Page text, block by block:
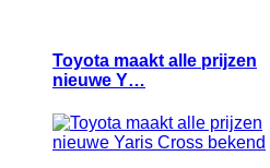
Toyota maakt alle prijzen
nieuwe Y…